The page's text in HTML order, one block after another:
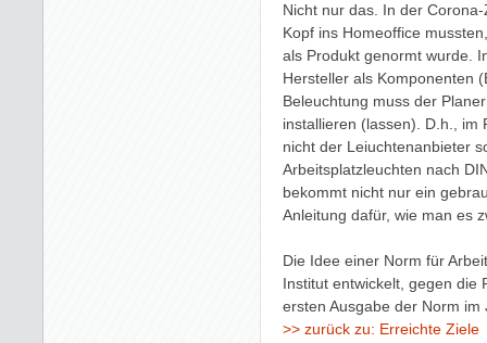
Nicht nur das. In der
Kopf ins Homeoffice
als Produkt genormt wurde.
Hersteller als Komponenten
Beleuchtung muss der
installieren (lassen). D.h., im
nicht der Leiuchtenanbieter
Arbeitsplatzleuchten nach
bekommt nicht nur ein
Anleitung dafür, wie man es
Die Idee einer Norm für
Institut entwickelt, gegen die
ersten Ausgabe der Norm
zurück zu: Erreichte Ziele